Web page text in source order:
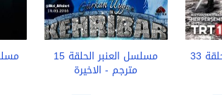
مسلسل بربروس الحلقة 33 مسلسل العنبر الحلقة 15
مترجم - الاخيرة